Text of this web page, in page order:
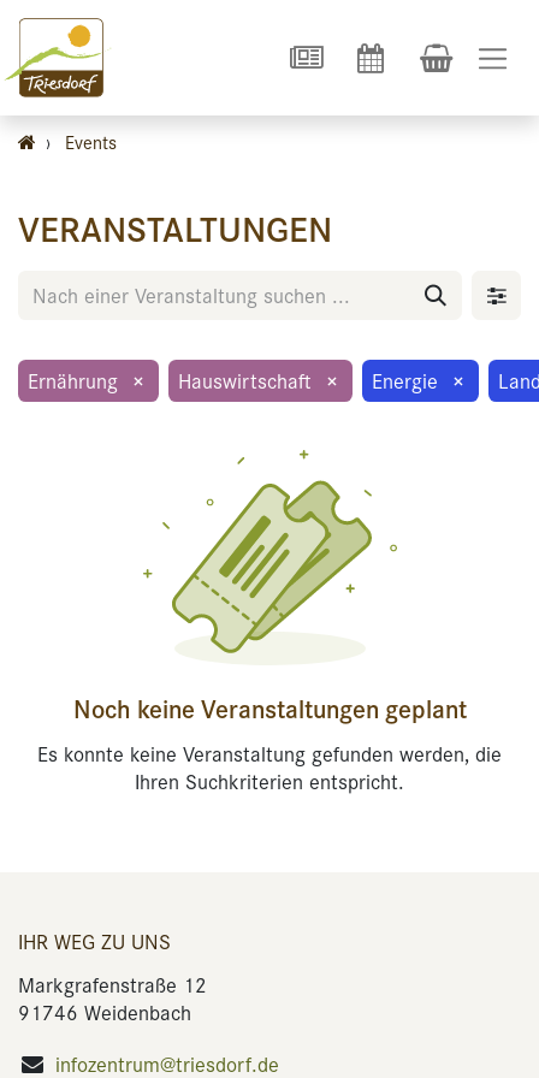
› Events
VERANSTALTUNGEN
Ernährung × Hauswirtschaft × Energie ×
Noch keine Veranstaltungen geplant
Es konnte keine Veranstaltung gefunden werden, die
Ihren Suchkriterien entspricht.
IHR WEG ZU UNS
Markgrafenstraße 12
91746 Weidenbach
infozentrum@triesdorf.de